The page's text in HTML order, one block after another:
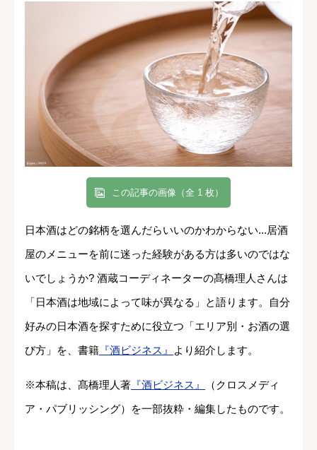
この記事の画像（全 1 枚）
日本酒はどの銘柄を選んだらいいのかわからない...居酒
屋のメニューを前に迷った経験がある方は多いのではな
いでしょうか? 酒蔵コーディネーターの髙橋理人さんは
「日本酒は地域によって味が異なる」と語ります。自分
好みの日本酒を探すために役立つ「エリア別・お酒の選
び方」を、書籍 『酒ビジネス』 より紹介します。
※本稿は、髙橋理人著 『酒ビジネス』
（クロスメディ
ア・パブリッシング）を一部抜粋・編集したものです。